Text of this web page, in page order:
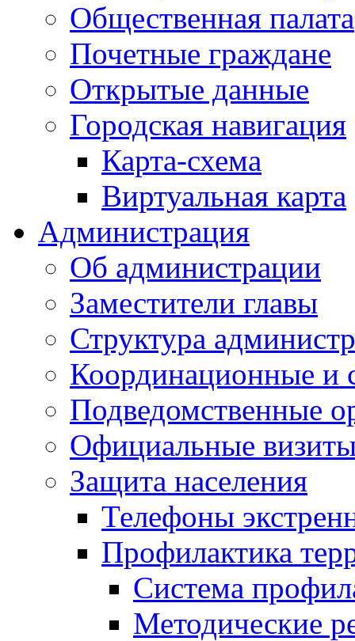
Общественная палата
Почетные граждане
Открытые данные
Городская навигация
Карта-схема
Виртуальная карта
Администрация
Об администрации
Заместители главы
Структура
Координационные и
Подведомственные
Официальные
Защита населения
Телефоны
Профилактика
Система
Методические